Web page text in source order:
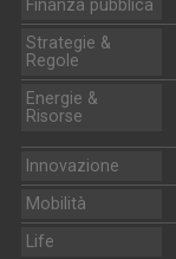
Finanza pubblica
Strategie &
Regole
Energie &
Risorse
Innovazione
Mobilità
Life